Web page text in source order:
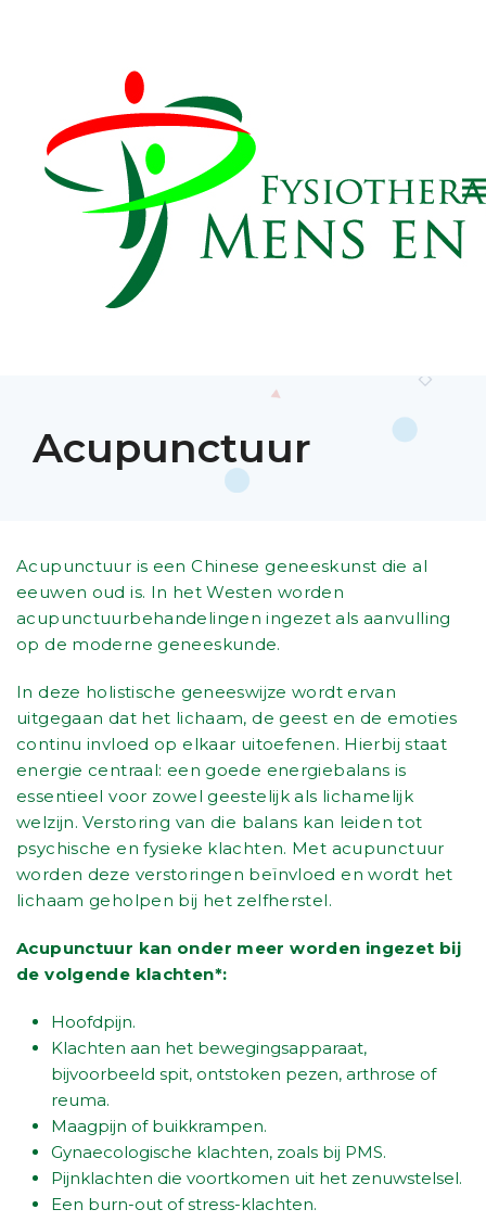
Acupunctuur
Acupunctuur is een Chinese geneeskunst die al
eeuwen oud is. In het Westen worden
acupunctuurbehandelingen ingezet als aanvulling
op de moderne geneeskunde.
In deze holistische geneeswijze wordt ervan
uitgegaan dat het lichaam, de geest en de emoties
continu invloed op elkaar uitoefenen. Hierbij staat
energie centraal: een goede energiebalans is
essentieel voor zowel geestelijk als lichamelijk
welzijn. Verstoring van die balans kan leiden tot
psychische en fysieke klachten. Met acupunctuur
worden deze verstoringen beïnvloed en wordt het
lichaam geholpen bij het zelfherstel.
Acupunctuur kan onder meer worden ingezet bij
de volgende klachten*:
Hoofdpijn.
Klachten aan het bewegingsapparaat,
bijvoorbeeld spit, ontstoken pezen, arthrose of
reuma.
Maagpijn of buikkrampen.
Gynaecologische klachten, zoals bij PMS.
Pijnklachten die voortkomen uit het zenuwstelsel.
Een burn-out of stress-klachten.